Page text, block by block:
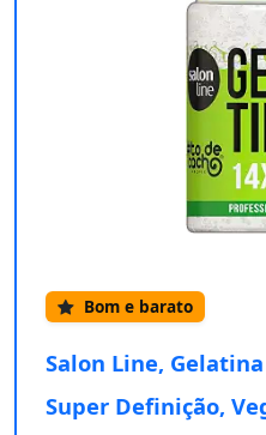
Bom e barato
Salon Line,
Super Definição,